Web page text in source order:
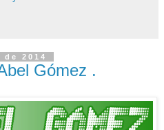
2014
Gómez .